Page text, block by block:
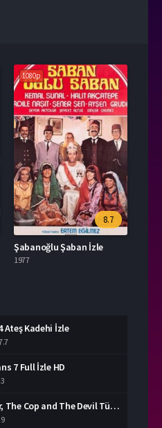
1080p
8.7
Şabanoğlu Şaban İzle
1977
Ateş Kadehi İzle
7 Full İzle HD
The Gangster, The Cop and The Devil Türkçe Dublaj İzle